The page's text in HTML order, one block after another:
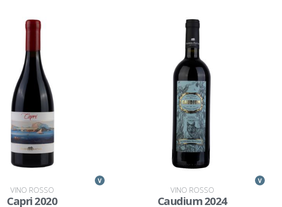
V
VINO ROSSO
Capri 2020
V
VINO ROSSO
Caudium 2024